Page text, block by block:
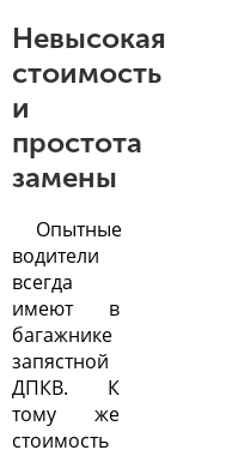
Невысокая
стоимость
и
простота
замены
Опытные
водители
всегда
имеют в
багажнике
запястной
ДПКВ. К
тому же
стоимость